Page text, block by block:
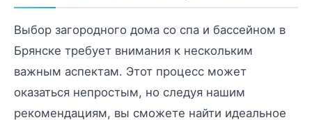
Выбор загородного дома со спа и бассейном в
Брянске требует внимания к нескольким
важным аспектам. Этот процесс может
оказаться непростым, но следуя нашим
рекомендациям, вы сможете найти идеальное